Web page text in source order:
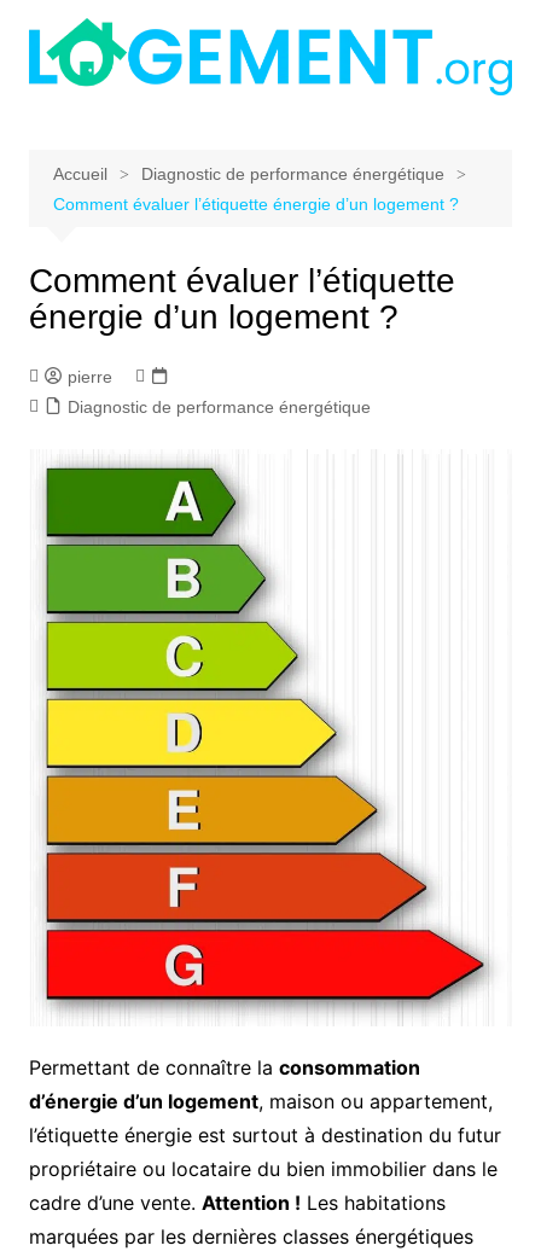
contenu
Accueil
Diagnostic de performance énergétique
Comment évaluer l’étiquette énergie d’un logement ?
Comment évaluer l’étiquette
énergie d’un logement ?
pierre
Diagnostic de performance énergétique
Permettant de connaître la consommation
d’énergie d’un logement, maison ou appartement,
l’étiquette énergie est surtout à destination du futur
propriétaire ou locataire du bien immobilier dans le
cadre d’une vente. Attention ! Les habitations
marquées par les dernières classes énergétiques